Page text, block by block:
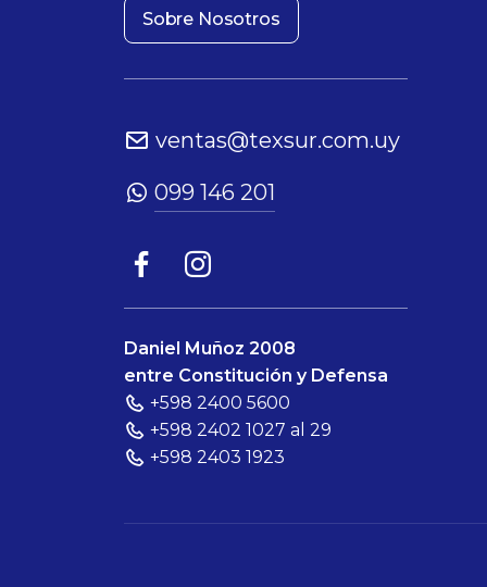
Sobre Nosotros
ventas@texsur.com.uy
099 146 201
Daniel Muñoz 2008
entre Constitución y Defensa
+598 2400 5600
+598 2402 1027 al 29
+598 2403 1923